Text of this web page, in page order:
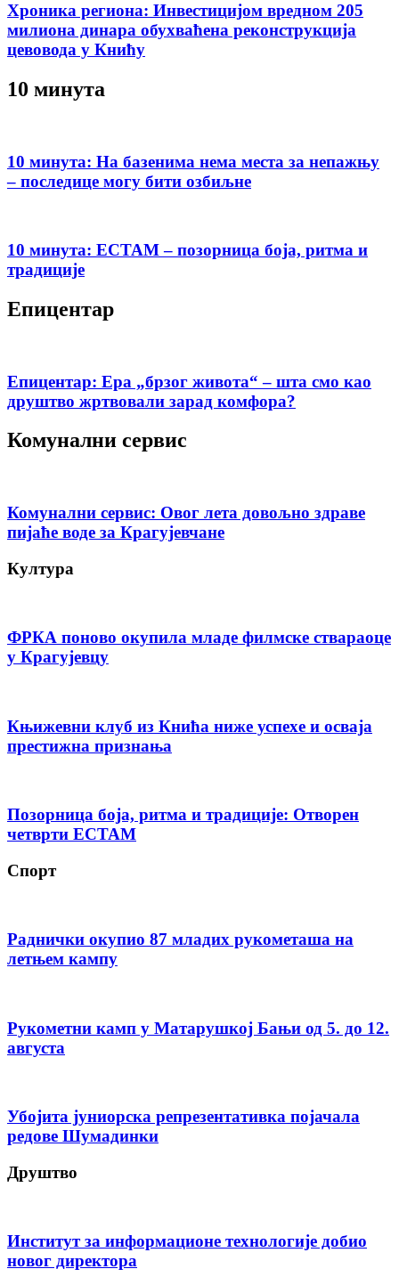
Хроника региона: Инвестицијом вредном 205
милиона динара обухваћена реконструкција
цевовода у Книћу
10 минута
10 минута: На базенима нема места за непажњу
– последице могу бити озбиљне
10 минута: ЕСТАМ – позорница боја, ритма и
традиције
Епицентар
Епицентар: Ера „брзог живота“ – шта смо као
друштво жртвовали зарад комфора?
Комунални сервис
Комунални сервис: Овог лета довољно здраве
пијаће воде за Крагујевчане
Култура
ФРКА поново окупила младе филмске ствараоце
у Крагујевцу
Књижевни клуб из Кнића ниже успехе и осваја
престижна признања
Позорница боја, ритма и традиције: Отворен
четврти ЕСТАМ
Спорт
Раднички окупио 87 младих рукометаша на
летњем кампу
Рукометни камп у Матарушкој Бањи од 5. до 12.
августа
Убојита јуниорска репрезентативка појачала
редове Шумадинки
Друштво
Институт за информационе технологије добио
новог директора